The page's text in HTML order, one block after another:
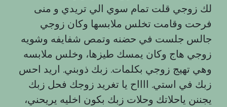
لك زوجي قلت تمام سوي الي تريدي و منى
فرحت وقامت تخلس ملابسها وكان زوجي
جالس جلست في حضنه وتمص شفايفه وشويه
زوجي هاج وكان يمسك طيزها، وخلس ملابسه
وهي تهيج زوجي بكلمات. زبك ذوبني. اريد احس
زبك في استي. ااااح يا تغريد زوجك فحل زبك
يجننن ياحلاتك وحلات زبك بكون اخليه يريحني،